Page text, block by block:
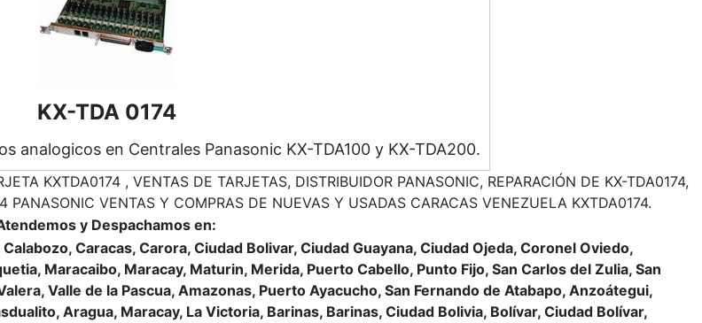
KX-TDA 0174
analogicos en Centrales Panasonic KX-TDA100 y KX-TDA200.
KXTDA0174 , VENTAS DE TARJETAS, DISTRIBUIDOR PANASONIC, REPARACIÓN DE KX-TDA0174,
VENTAS Y COMPRAS DE NUEVAS Y USADAS CARACAS VENEZUELA KXTDA0174.
y Despachamos en:
Caracas, Carora, Ciudad Bolivar, Ciudad Guayana, Ciudad Ojeda, Coronel Oviedo,
Maracaibo, Maracay, Maturin, Merida, Puerto Cabello, Punto Fijo, San Carlos del Zulia, San
Valle de la Pascua, Amazonas, Puerto Ayacucho, San Fernando de Atabapo, Anzoátegui,
Aragua, Maracay, La Victoria, Barinas, Barinas, Ciudad Bolivia, Bolívar, Ciudad Bolívar,